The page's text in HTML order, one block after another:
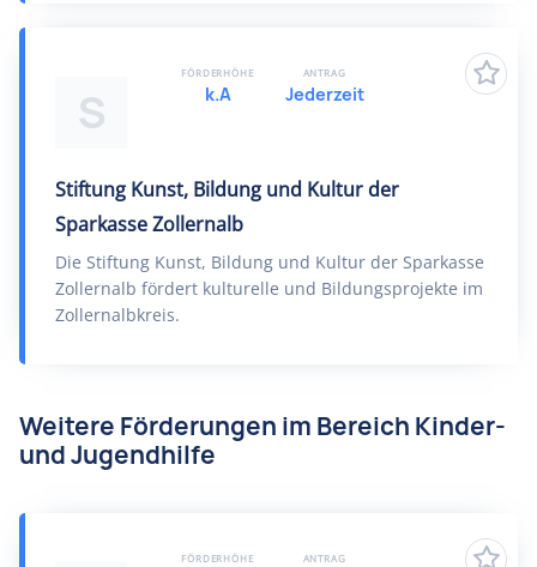
S
Stiftung Kunst, Bildung und Kultur der
Sparkasse Zollernalb
Die Stiftung Kunst, Bildung und Kultur der Sparkasse
Zollernalb fördert kulturelle und Bildungsprojekte im
Zollernalbkreis.
FÖRDERHÖHE
k.A
ANTRAG
Jederzeit
Weitere Förderungen im Bereich Kinder-
und Jugendhilfe
FÖRDERHÖHE ANTRAG